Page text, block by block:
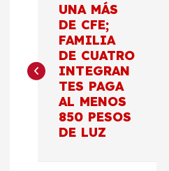
v
UNA MÁS
DE CFE;
FAMILIA
DE CUATRO
INTEGRAN
TES PAGA
AL MENOS
850 PESOS
DE LUZ